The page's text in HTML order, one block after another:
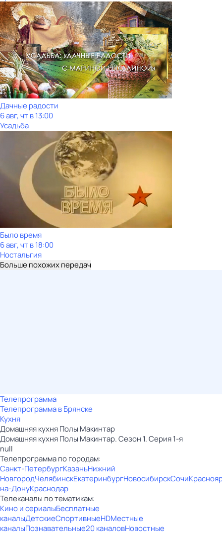
Дачные радости
6 авг, чт в 13:00
Усадьба
Было время
6 авг, чт в 18:00
Ностальгия
Больше похожих передач
Телепрограмма
Телепрограмма в Брянске
Кухня
Домашняя кухня Полы Макинтар
Домашняя кухня Полы Макинтар. Сезон 1. Серия 1-я
null
Телепрограмма по городам:
Санкт-ПетербургКазаньНижний
НовгородЧелябинскЕкатеринбургНовосибирскСочи
на-ДонуКраснодар
Телеканалы по тематикам:
Кино и сериалыБесплатные
каналыДетскиеСпортивныеHDМестные
каналыПознавательные20 каналовНовостные